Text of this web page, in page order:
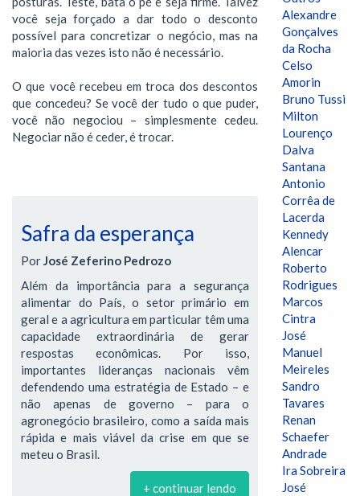
você seja forçado a dar todo o desconto
possível para concretizar o negócio, mas na
maioria das vezes isto não é necessário.
O que você recebeu em troca dos descontos
que concedeu? Se você der tudo o que puder,
você não negociou – simplesmente cedeu.
Negociar não é ceder, é trocar.
Safra da esperança
PorJosé Zeferino Pedrozo
Além da importância para a segurança
alimentar do País, o setor primário em
geral e a agricultura em particular têm uma
capacidade extraordinária de gerar
respostas econômicas. Por isso,
importantes lideranças nacionais vêm
defendendo uma estratégia de Estado – e
não apenas de governo – para o
agronegócio brasileiro, como a saída mais
rápida e mais viável da crise em que se
meteu o Brasil.
+ continuar lendo
Alexandre
Gonçalves
da Rocha
Celso
Amorin
Bruno Tussi
Milton
Lourenço
Dalva
Santana
Antonio
Corrêa de
Lacerda
Kennedy
Alencar
Roberto
Rodrigues
Marcos
Cintra
José
Manuel
Meireles
Sandro
Tavares
Renan
Schaefer
Andrade
Ira Sobreira
José